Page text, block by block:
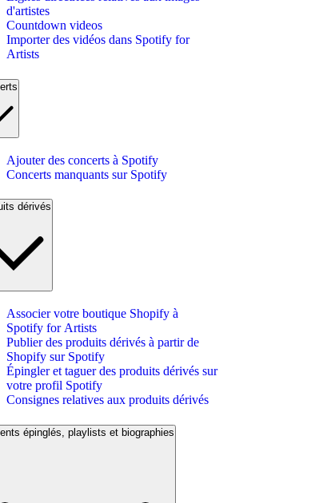
d'artistes
Countdown videos
Importer des vidéos dans Spotify for
Artists
Ajouter des concerts à Spotify
Concerts manquants sur Spotify
dérivés
Associer votre boutique Shopify à
Spotify for Artists
Publier des produits dérivés à partir de
Shopify sur Spotify
Épingler et taguer des produits dérivés sur
votre profil Spotify
Consignes relatives aux produits dérivés
épinglés, playlists et biographies